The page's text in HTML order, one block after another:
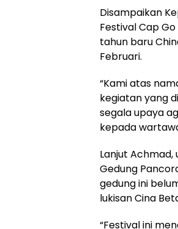
Disampaikan
Festival Cap
tahun baru
Februari.
“Kami atas
kegiatan yang
segala upaya
kepada
Lanjut
Gedung
gedung ini
lukisan Cina
“Festival ini